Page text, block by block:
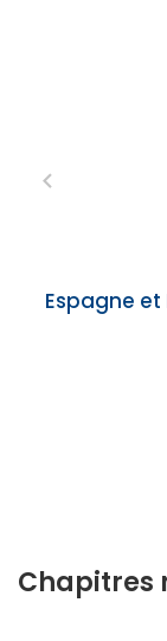
Espagne
Chapitres